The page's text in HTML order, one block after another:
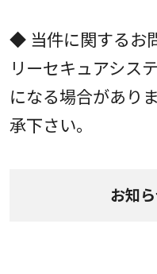
◆ 当件に関するお
リーセキュアシス
になる場合があり
承下さい。
お知